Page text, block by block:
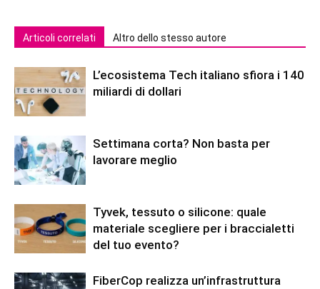
Articoli correlati Altro dello stesso autore
L’ecosistema Tech italiano sfiora i 140
miliardi di dollari
Settimana corta? Non basta per
lavorare meglio
Tyvek, tessuto o silicone: quale
materiale scegliere per i braccialetti
del tuo evento?
FiberCop realizza un’infrastruttura